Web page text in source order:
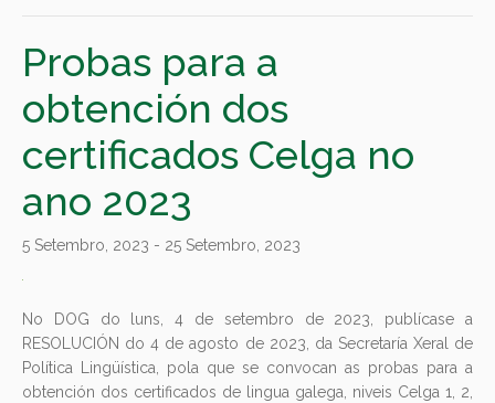
Probas para a
obtención dos
certificados Celga no
ano 2023
5 Setembro, 2023 - 25 Setembro, 2023
No DOG do luns, 4 de setembro de 2023, publícase a
RESOLUCIÓN do 4 de agosto de 2023, da Secretaría Xeral de
Política Lingüística, pola que se convocan as probas para a
obtención dos certificados de lingua galega, niveis Celga 1, 2,